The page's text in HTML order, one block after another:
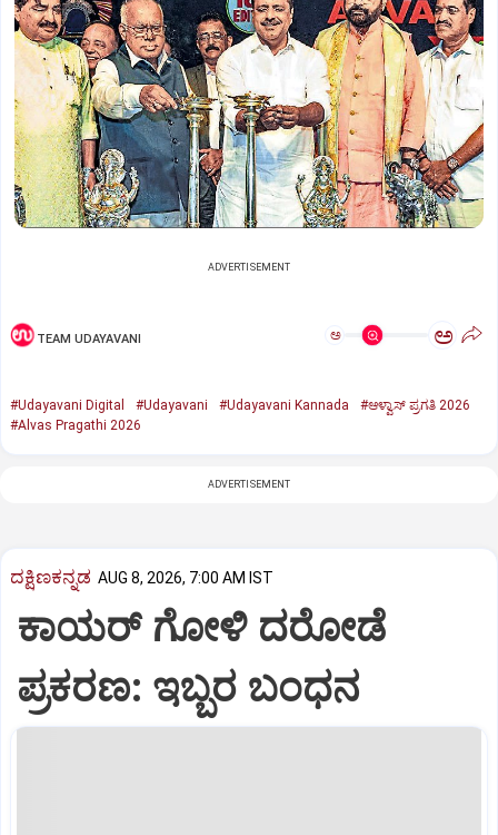
ADVERTISEMENT
TEAM UDAYAVANI ಅ ಅ
#Udayavani Digital #Udayavani #Udayavani Kannada
#ಆಳ್ವಾಸ್‌ ಪ್ರಗತಿ 2026
#Alvas Pragathi 2026
ADVERTISEMENT
ದಕ್ಷಿಣಕನ್ನಡ AUG 8, 2026, 7:00 AM IST
ಕಾಯರ್ ಗೋಳಿ ದರೋಡೆ
ಪ್ರಕರಣ: ಇಬ್ಬರ ಬಂಧನ